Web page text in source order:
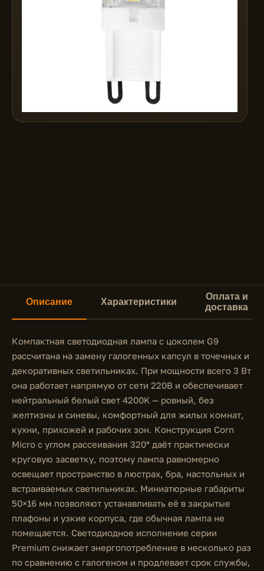
Описание Характеристики
Оплата и
доставка
Компактная светодиодная лампа с цоколем G9
рассчитана на замену галогенных капсул в точечных и
декоративных светильниках. При мощности всего 3 Вт
она работает напрямую от сети 220В и обеспечивает
нейтральный белый свет 4200K — ровный, без
желтизны и синевы, комфортный для жилых комнат,
кухни, прихожей и рабочих зон. Конструкция Corn
Micro с углом рассеивания 320° даёт практически
круговую засветку, поэтому лампа равномерно
освещает пространство в люстрах, бра, настольных и
встраиваемых светильниках. Миниатюрные габариты
50×16 мм позволяют устанавливать её в закрытые
плафоны и узкие корпуса, где обычная лампа не
помещается. Светодиодное исполнение серии
Premium снижает энергопотребление в несколько раз
по сравнению с галогеном и продлевает срок службы,